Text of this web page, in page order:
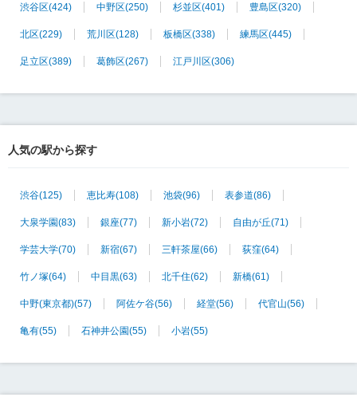
渋谷区(424) 中野区(250) 杉並区(401) 豊島区(320)
北区(229) 荒川区(128) 板橋区(338) 練馬区(445)
足立区(389) 葛飾区(267) 江戸川区(306)
人気の駅から探す
渋谷(125) 恵比寿(108) 池袋(96) 表参道(86)
大泉学園(83) 銀座(77) 新小岩(72) 自由が丘(71)
学芸大学(70) 新宿(67) 三軒茶屋(66) 荻窪(64)
竹ノ塚(64) 中目黒(63) 北千住(62) 新橋(61)
中野(東京都)(57) 阿佐ケ谷(56) 経堂(56) 代官山(56)
亀有(55) 石神井公園(55) 小岩(55)